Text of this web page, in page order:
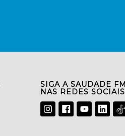
SIGA A SAUDADE FM
NAS REDES SOCIAIS